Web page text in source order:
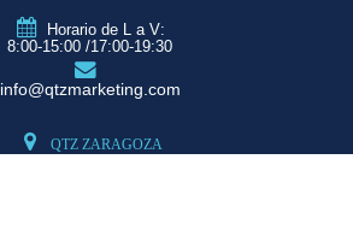
Horario de L a V:
8:00-15:00 /17:00-19:30
info@qtzmarketing.com
QTZ ZARAGOZA